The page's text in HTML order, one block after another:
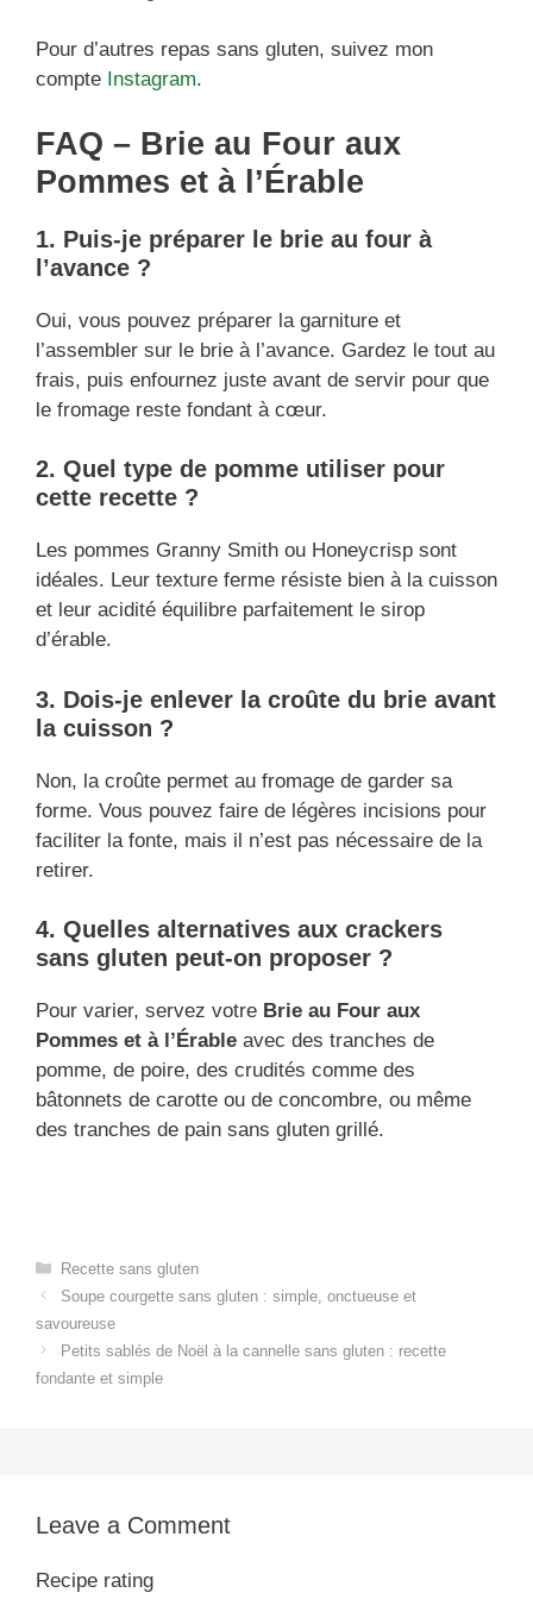
Pour d’autres repas sans gluten, suivez mon
compte Instagram.
FAQ – Brie au Four aux
Pommes et à l’Érable
1. Puis-je préparer le brie au four à
l’avance ?
Oui, vous pouvez préparer la garniture et
l’assembler sur le brie à l’avance. Gardez le tout au
frais, puis enfournez juste avant de servir pour que
le fromage reste fondant à cœur.
2. Quel type de pomme utiliser pour
cette recette ?
Les pommes Granny Smith ou Honeycrisp sont
idéales. Leur texture ferme résiste bien à la cuisson
et leur acidité équilibre parfaitement le sirop
d’érable.
3. Dois-je enlever la croûte du brie avant
la cuisson ?
Non, la croûte permet au fromage de garder sa
forme. Vous pouvez faire de légères incisions pour
faciliter la fonte, mais il n’est pas nécessaire de la
retirer.
4. Quelles alternatives aux crackers
sans gluten peut-on proposer ?
Pour varier, servez votre Brie au Four aux
Pommes et à l’Érable avec des tranches de
pomme, de poire, des crudités comme des
bâtonnets de carotte ou de concombre, ou même
des tranches de pain sans gluten grillé.
Categories
Recette sans gluten
Soupe courgette sans gluten : simple, onctueuse et
savoureuse
Petits sablés de Noël à la cannelle sans gluten : recette
fondante et simple
Leave a Comment
Recipe rating